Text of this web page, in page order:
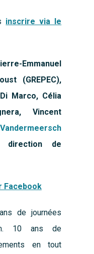
inscrire via le
Emmanuel
(GREPEC),
Marco, Célia
Vincent
direction de
Facebook
de journées
10 ans de
en tout